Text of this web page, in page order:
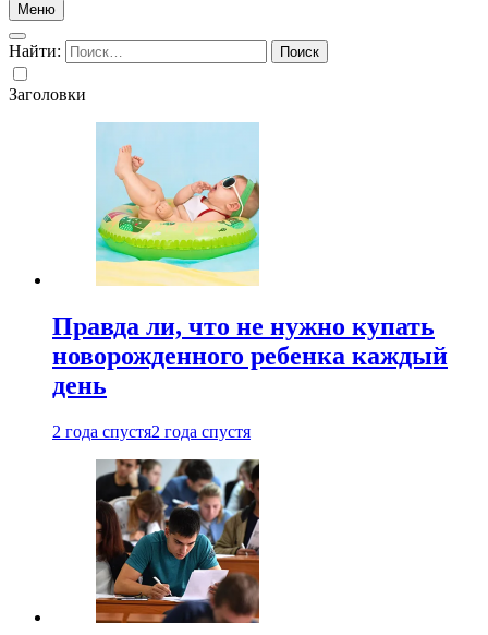
Меню
Найти:
Заголовки
Правда ли, что не нужно купать
новорожденного ребенка каждый
день
2 года спустя2 года спустя